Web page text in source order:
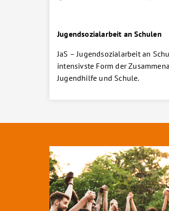
Jugendsozialarbeit an Schulen
JaS – Jugendsozialarbeit an
intensivste Form der
Jugendhilfe und Schule.